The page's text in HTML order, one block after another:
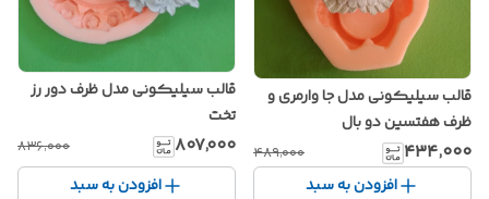
قالب سیلیکونی مدل جا وارمری و
ظرف هفتسین دو بال
۴۳۴٬۰۰۰ ۴۸۹٬۰۰۰
افزودن به سبد
قالب سیلیکونی مدل ظرف دور رز
تخت
۸۰۷٬۰۰۰ ۸۳۶٬۰۰۰
افزودن به سبد